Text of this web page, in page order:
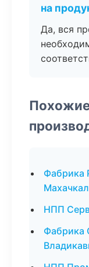
на
Да, вся
Фабрика
НПП
Фабрика